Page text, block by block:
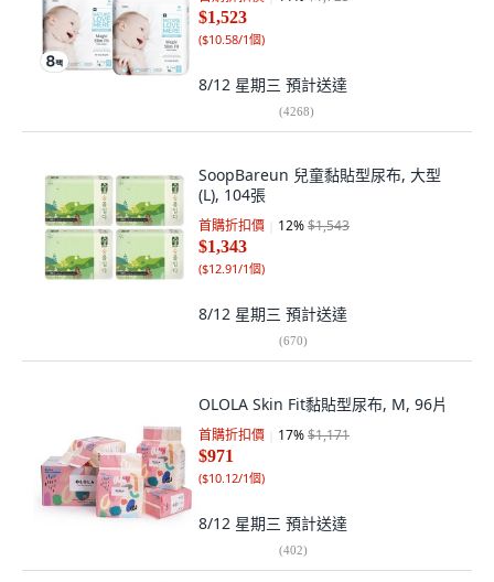
$1,523
($10.58/1個)
8/12 星期三 預計送達
(4268)
SoopBareun 兒童黏貼型尿布, 大型
(L), 104張
首購折扣價 12%$1,543
$1,343
($12.91/1個)
8/12 星期三 預計送達
(670)
OLOLA Skin Fit黏貼型尿布, M, 96片
首購折扣價 17%$1,171
$971
($10.12/1個)
8/12 星期三 預計送達
(402)